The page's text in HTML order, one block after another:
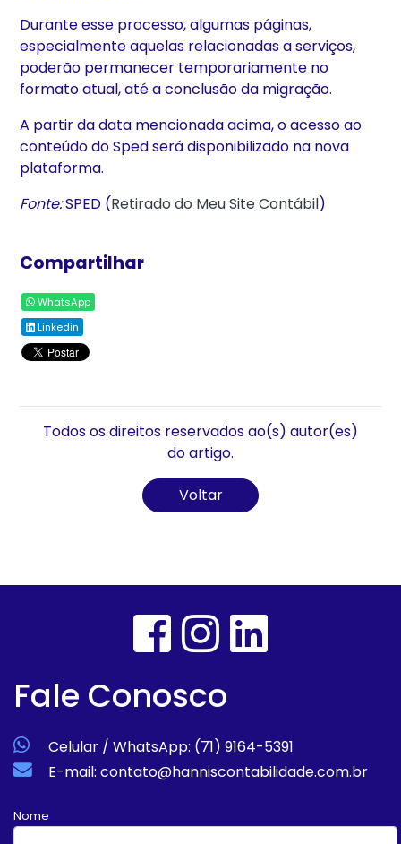
Durante esse processo, algumas páginas,
especialmente aquelas relacionadas a serviços,
poderão permanecer temporariamente no
formato atual, até a conclusão da migração.
A partir da data mencionada acima, o acesso ao
conteúdo do Sped será disponibilizado na nova
plataforma.
Fonte:SPED (Retirado do Meu Site Contábil)
Compartilhar
WhatsApp
Linkedin
Todos os direitos reservados ao(s) autor(es)
do artigo.
Voltar
Fale Conosco
Celular / WhatsApp: (71) 9164-5391
E-mail: contato@hanniscontabilidade.com.br
Nome